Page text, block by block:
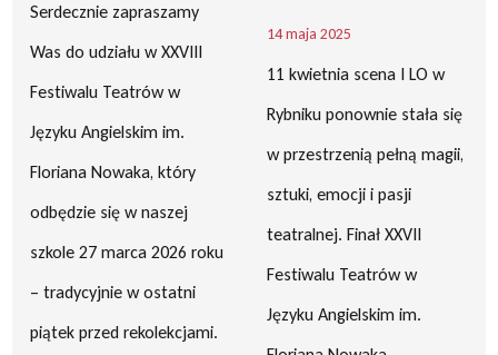
Serdecznie zapraszamy
Was do udziału w XXVIII
Festiwalu Teatrów w
Języku Angielskim im.
Floriana Nowaka, który
odbędzie się w naszej
szkole 27 marca 2026 roku
– tradycyjnie w ostatni
piątek przed rekolekcjami.
14 maja 2025
11 kwietnia scena I LO w
Rybniku ponownie stała się
w przestrzenią pełną magii,
sztuki, emocji i pasji
teatralnej. Finał XXVII
Festiwalu Teatrów w
Języku Angielskim im.